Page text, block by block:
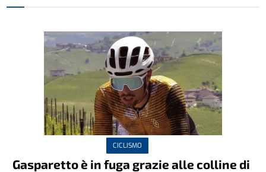
CICLISMO
Gasparetto è in fuga grazie alle colline di